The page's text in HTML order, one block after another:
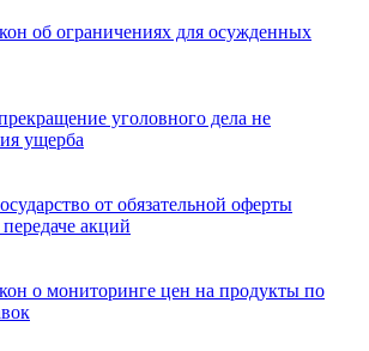
об ограничениях для осужденных
уголовного дела не
ущерба
от обязательной оферты
акций
о мониторинге цен на продукты по